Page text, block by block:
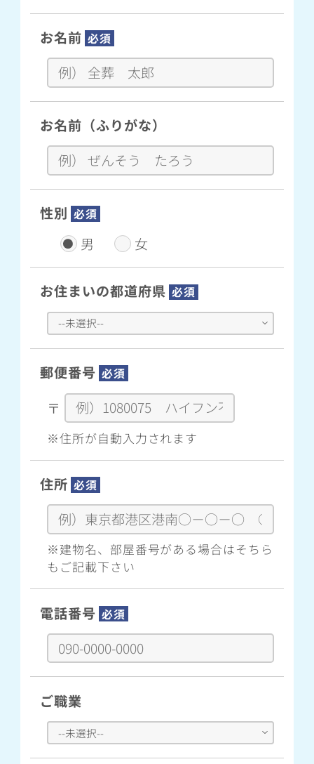
お名前 必須
お名前（ふりがな）
性別 必須
男 女
お住まいの都道府県 必須
郵便番号 必須
〒
※住所が自動入力されます
住所 必須
※建物名、部屋番号がある場合はそちら
もご記載下さい
電話番号 必須
ご職業